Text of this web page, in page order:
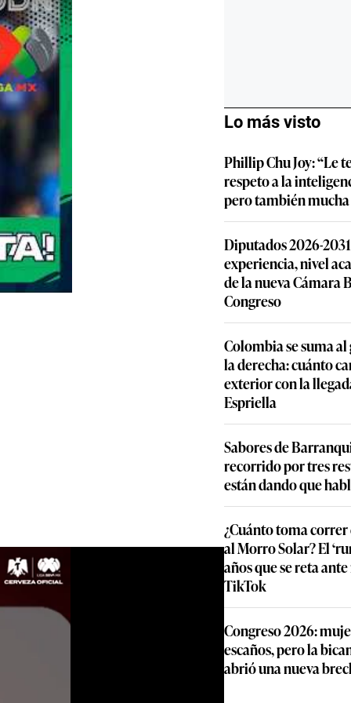
Lo más visto
Phillip Chu Joy: “Le
respeto a la
pero también
Diputados 2026-
experiencia, nivel
de la nueva Cámara
Congreso
Colombia se suma
la derecha: cuánto
exterior con la
Espriella
Sabores de
recorrido por tres
están dando que
¿Cuánto toma
al Morro Solar? El
años que se reta
TikTok
Congreso 2026:
escaños, pero la
abrió una nueva